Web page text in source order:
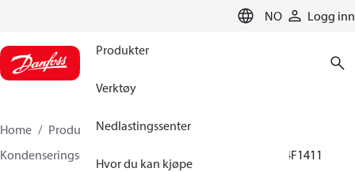
NO Logg inn
Produkter
Verktøy
Nedlastingssenter
Hvor du kan kjøpe
Home Produkter
Klimaløsninger for kjøling
Kondenseringsenheter
114F1411